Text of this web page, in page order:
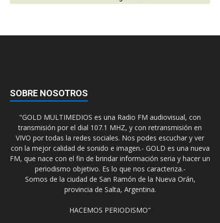
SOBRE NOSOTROS
"GOLD MULTIMEDIOS es una Radio FM audiovisual, con
transmisión por el dial 107.1 MHZ, y con retransmisión en
VIVO por todas la redes sociales. Nos podes escuchar y ver
con la mejor calidad de sonido e imagen.- GOLD es una nueva
FM, que nace con el fin de brindar información seria y hacer un
periodismo objetivo. Es lo que nos caracteriza.-
Somos de la ciudad de San Ramón de la Nueva Orán,
provincia de Salta, Argentina.
HACEMOS PERIODISMO"